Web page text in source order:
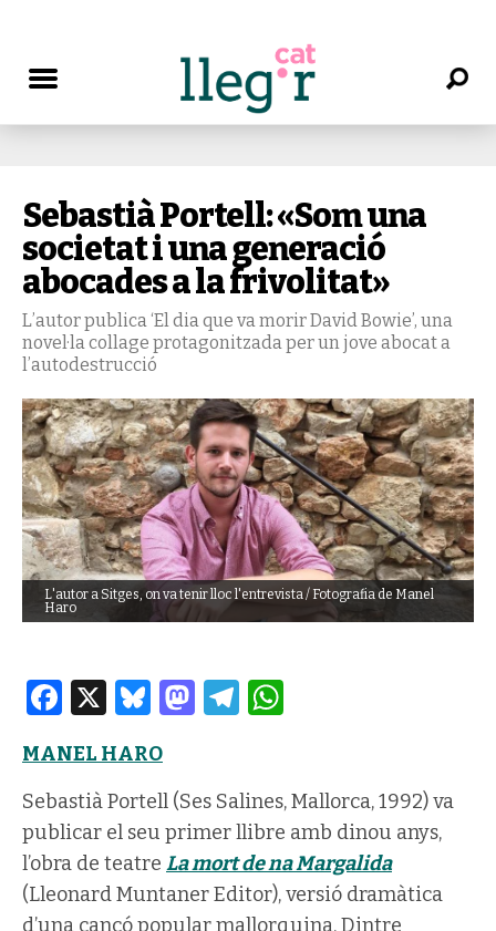
Sebastià Portell: «Som una
societat i una generació
abocades a la frivolitat»
L’autor publica ‘El dia que va morir David Bowie’, una
novel·la collage protagonitzada per un jove abocat a
l’autodestrucció
L'autor a Sitges, on va tenir lloc l'entrevista / Fotografia de Manel
Haro
Facebook
X Bluesky
Mastodon
Telegram
MANEL HARO
Sebastià Portell (Ses Salines, Mallorca, 1992) va
publicar el seu primer llibre amb dinou anys,
l’obra de teatre La mort de na Margalida
(Lleonard Muntaner Editor), versió dramàtica
d’una cançó popular mallorquina. Dintre